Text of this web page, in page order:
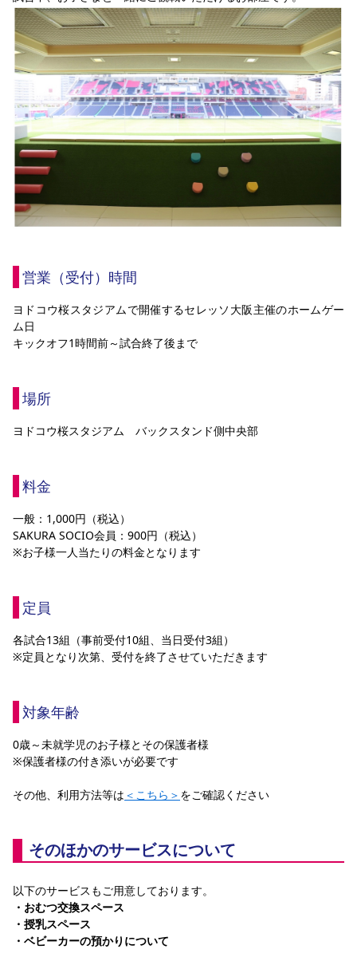
営業（受付）時間
ヨドコウ桜スタジアムで開催するセレッソ大阪主催のホームゲー
ム日
キックオフ1時間前～試合終了後まで
場所
ヨドコウ桜スタジアム　バックスタンド側中央部
料金
一般：1,000円（税込）
SAKURA SOCIO会員：900円（税込）
※お子様一人当たりの料金となります
定員
各試合13組（事前受付10組、当日受付3組）
※定員となり次第、受付を終了させていただきます
対象年齢
0歳～未就学児のお子様とその保護者様
※保護者様の付き添いが必要です
その他、利用方法等は ＜こちら＞ をご確認ください
そのほかのサービスについて
以下のサービスもご用意しております。
・おむつ交換スペース
・授乳スペース
・ベビーカーの預かりについて